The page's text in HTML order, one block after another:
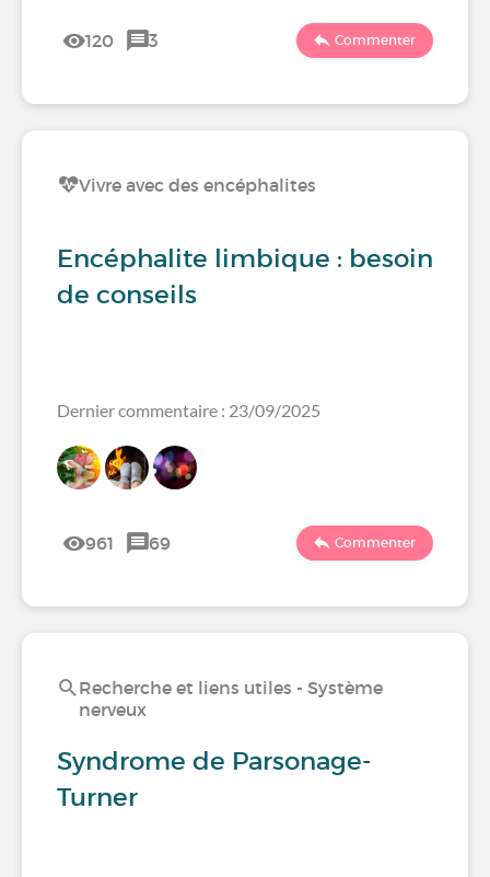
120 3 Commenter
Vivre avec des encéphalites
Encéphalite limbique : besoin
de conseils
Dernier commentaire : 23/09/2025
961 69 Commenter
Recherche et liens utiles - Système
nerveux
Syndrome de Parsonage-
Turner